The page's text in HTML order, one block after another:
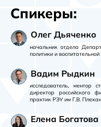
Спикеры:
Олег Дьяченко
начальник отдела
политики и
Вадим Рыдкин
исследователь, ментор
директор российского
практик РЭУ им Г.В.
Елена Богатова